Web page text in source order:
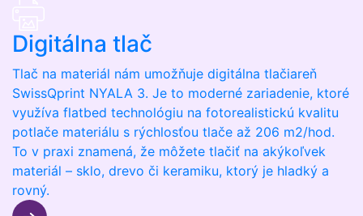
Digitálna tlač
Tlač na materiál nám umožňuje digitálna tlačiareň
SwissQprint NYALA 3. Je to moderné zariadenie, ktoré
využíva flatbed technológiu na fotorealistickú kvalitu
potlače materiálu s rýchlosťou tlače až 206 m2/hod.
To v praxi znamená, že môžete tlačiť na akýkoľvek
materiál – sklo, drevo či keramiku, ktorý je hladký a
rovný.